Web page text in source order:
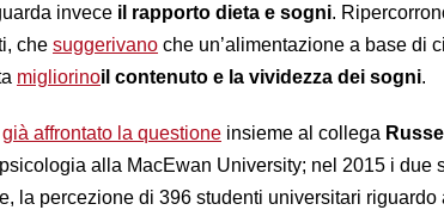
invece il rapporto dieta e sogni.
che suggerivano che un’alimentazione a base di
migliorinoil contenuto e la vividezza dei sogni.
già affrontato la questione insieme al collega
alla MacEwan University; nel 2015 i due
la percezione di 396 studenti universitari